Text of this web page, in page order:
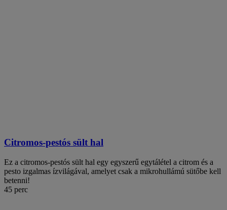
Citromos-pestós sült hal
Ez a citromos-pestós sült hal egy egyszerű egytálétel a citrom és a
pesto izgalmas ízvilágával, amelyet csak a mikrohullámú sütőbe kell
betenni!
45 perc